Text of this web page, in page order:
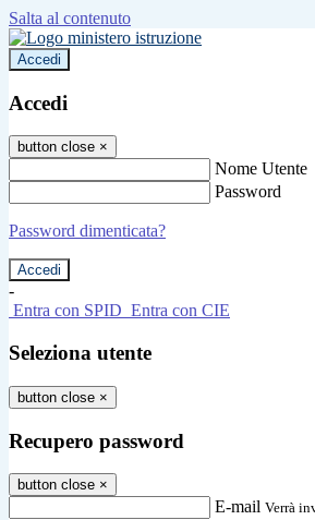
Salta al contenuto
Accedi
Accedi
button close ×
Nome Utente
Password
Password dimenticata?
-
Entra con SPID Entra con CIE
Seleziona utente
button close ×
Recupero password
button close ×
E-mail Verrà